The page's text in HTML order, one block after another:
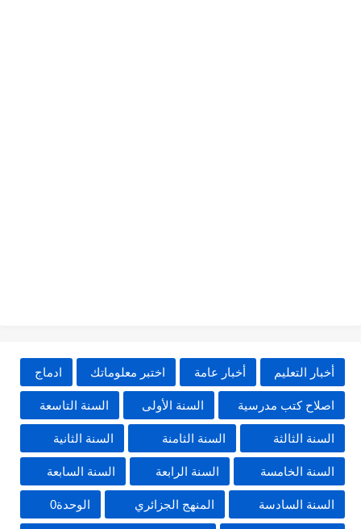
أخبار التعليم أخبار عامة اختبر معلوماتك ادماج
اصلاح كتب مدرسية السنة الأولى السنة التاسعة
السنة الثالثة السنة الثامنة السنة الثانية
السنة الخامسة السنة الرابعة السنة السابعة
السنة السادسة المنهج الجزائري الوحدة0